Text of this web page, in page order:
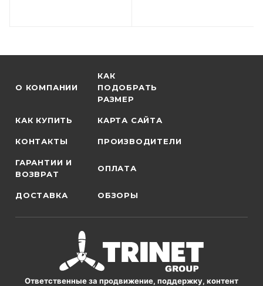
О КОМПАНИИ
КАК
ПОДОБРАТЬ
РАЗМЕР
КАК КУПИТЬ КАРТА САЙТА
КОНТАКТЫ ПРОИЗВОДИТЕЛИ
ГАРАНТИИ И
ВОЗВРАТ
ОПЛАТА
ДОСТАВКА ОБЗОРЫ
Ответственные за продвижение, поддержку, контент